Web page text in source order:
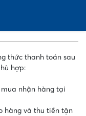
thức thanh toán sau
hợp:
nhận hàng tại
hàng và thu tiền tận